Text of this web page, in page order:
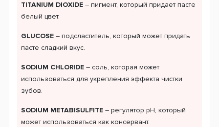
TITANIUM DIOXIDE – пигмент, который придает пасте
белый цвет.
GLUCOSE – подсластитель, который может придать
пасте сладкий вкус.
SODIUM CHLORIDE – соль, которая может
использоваться для укрепления эффекта чистки
зубов.
SODIUM METABISULFITE – регулятор pH, который
может использоваться как консервант.